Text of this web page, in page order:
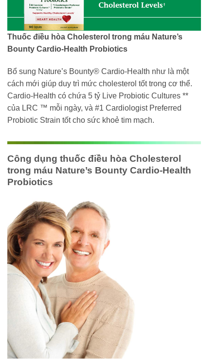
Thuốc điều hòa Cholesterol trong máu Nature’s
Bounty Cardio-Health Probiotics
Bổ sung Nature’s Bounty® Cardio-Health như là một
cách mới giúp duy trì mức cholesterol tốt trong cơ thể.
Cardio-Health có chứa 5 tỷ Live Probiotic Cultures **
của LRC ™ mỗi ngày, và #1 Cardiologist Preferred
Probiotic Strain tốt cho sức khoẻ tim mạch.
Công dụng thuốc điều hòa Cholesterol
trong máu Nature’s Bounty Cardio-Health
Probiotics